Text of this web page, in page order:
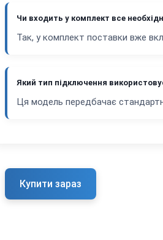
Чи входить у комплект все
Так, у комплект поставки вже
Який тип підключення
Ця модель передбачає
Купити зараз